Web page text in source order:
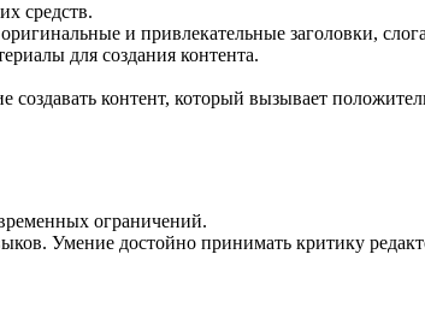
средств.
и привлекательные заголовки,
для создания контента.
контент, который вызывает
ограничений.
Умение достойно принимать критику